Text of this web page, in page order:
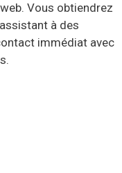
Vous obtiendrez
à des
immédiat avec